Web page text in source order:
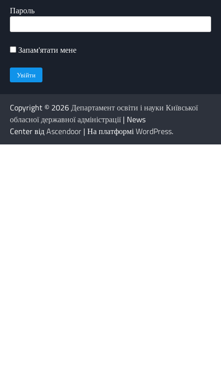
Пароль
Запам'ятати мене
Copyright © 2026Департамент освіти і науки Київської
обласної державної адміністрації| News
Center відAscendoor | На платформіWordPress.